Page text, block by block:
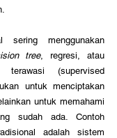
tree, regresi, atau
terawasi (supervised
untuk menciptakan
untuk memahami
sudah ada. Contoh
adalah sistem